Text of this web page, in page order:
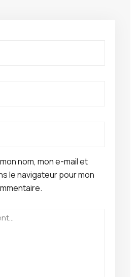
nom, mon e-mail et
le navigateur pour mon